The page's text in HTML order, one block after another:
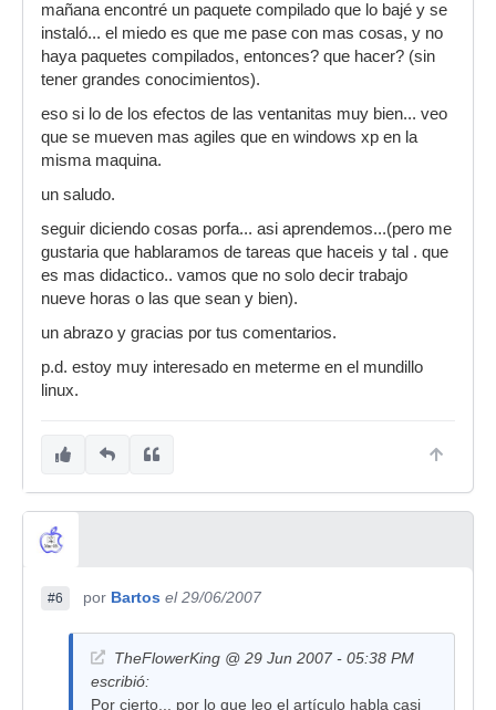
mañana encontré un paquete compilado que lo bajé y se
instaló... el miedo es que me pase con mas cosas, y no
haya paquetes compilados, entonces? que hacer? (sin
tener grandes conocimientos).
eso si lo de los efectos de las ventanitas muy bien... veo
que se mueven mas agiles que en windows xp en la
misma maquina.
un saludo.
seguir diciendo cosas porfa... asi aprendemos...(pero me
gustaria que hablaramos de tareas que haceis y tal . que
es mas didactico.. vamos que no solo decir trabajo
nueve horas o las que sean y bien).
un abrazo y gracias por tus comentarios.
p.d. estoy muy interesado en meterme en el mundillo
linux.
#6 por Bartos el 29/06/2007
TheFlowerKing @ 29 Jun 2007 - 05:38 PM
escribió:
Por cierto... por lo que leo el artículo habla casi